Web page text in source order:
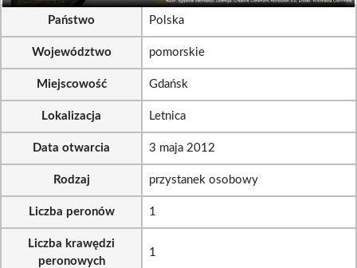
Państwo Polska
Województwo pomorskie
Miejscowość Gdańsk
Lokalizacja Letnica
Data otwarcia 3 maja 2012
Rodzaj przystanek osobowy
Liczba peronów 1
Liczba krawędzi
peronowych
1